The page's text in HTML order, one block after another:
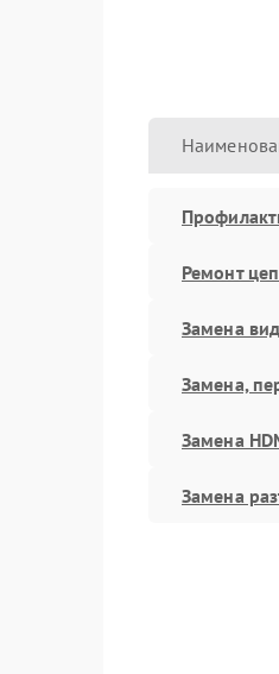
Ремонт
Замена
Замена,
Замена
Замена